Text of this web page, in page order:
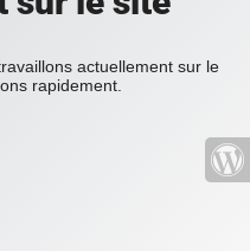
actuellement sur le
rapidement.